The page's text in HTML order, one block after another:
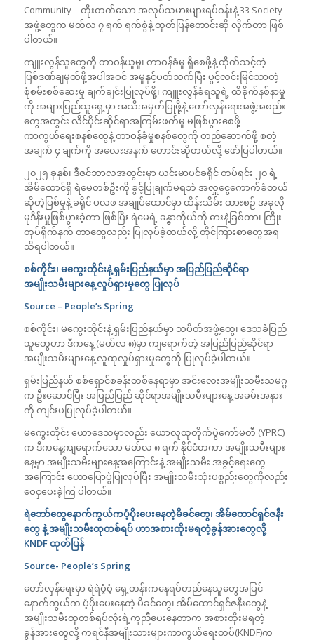
Community – တိုးတက်သော အလုပ်သမားများရပ်ဝန်းနဲ့ 33 Society
အဖွဲ့တွေက မတ်လ ၇ ရက် ရက်စွဲနဲ့ ထုတ်ပြန်တောင်းဆို လိုက်တာ ဖြစ်
ပါတယ်။
ကျူးလွန်သူတွေကို တာဝန်ယူမှု၊ တာဝန်ခံမှု ရှိစေဖို့နဲ့ ထိုက်သင့်တဲ့
ပြစ်ဒဏ်ချမှတ်ဖို့အပါအဝင် အမှုနှင့်ပတ်သက်ပြီး ပွင့်လင်းမြင်သာတဲ့
စုံစမ်းစစ်ဆေးမှု ချက်ချင်းပြုလုပ်ဖို့၊ ကျူးလွန်ခံရသူရဲ့ ထိခိုက်နစ်နာမှု
ကို အများပြည်သူရှေ့မှာ အသိအမှတ်ပြုဖို့နဲ့ တော်လှန်ရေးအဖွဲ့အစည်း
တွေအတွင်း လိင်ပိုင်းဆိုင်ရာအကြမ်းဖက်မှု မဖြစ်ပွားစေဖို့
ကာကွယ်ရေးစနစ်တွေနဲ့ တာဝန်ခံမှုစနစ်တွေကို တည်ဆောက်ဖို့ စတဲ့
အချက် ၄ ချက်ကို အလေးအနက် တောင်းဆိုတယ်လို့ ဖော်ပြပါတယ်။
၂၀၂၅ ခုနှစ်၊ ဒီဇင်ဘာလအတွင်းမှာ ယင်းမာပင်ခရိုင် တပ်ရင်း ၂၀ ရဲ့
အိမ်ထောင်ရှိ ရဲမေတစ်ဦးကို ခွင့်ပြုချက်မရဘဲ အလှူငွေကောက်ခံတယ်
ဆိုတဲ့ပြစ်မှုနဲ့ ခရိုင် ပလဖ အချုပ်ထောင်မှာ ထိန်းသိမ်း ထားစဉ် အခုလို
မုဒိန်းမှုဖြစ်ပွားခဲ့တာ ဖြစ်ပြီး ရဲမေရဲ့ ခန္ဓာကိုယ်ကို ဓားနဲ့ခြစ်တာ၊ ကြိုး
တုပ်ရိုက်နှက် တာတွေလည်း ပြုလုပ်ခဲ့တယ်လို့ တိုင်ကြားစာတွေအရ
သိရပါတယ်။
စစ်ကိုင်း၊ မကွေးတိုင်းနဲ့ ရှမ်းပြည်နယ်မှာ အပြည်ပြည်ဆိုင်ရာ
အမျိုးသမီးများနေ့ လှုပ်ရှားမှုတွေ ပြုလုပ်
Source – People’s Spring
စစ်ကိုင်း၊ မကွေးတိုင်းနဲ့ ရှမ်းပြည်နယ်မှာ သပိတ်အဖွဲ့တွေ၊ ဒေသခံပြည်
သူတွေဟာ ဒီကနေ့ (မတ်လ ၈)မှာ ကျရောက်တဲ့ အပြည်ပြည်ဆိုင်ရာ
အမျိုးသမီးများနေ့ လူထုလှုပ်ရှားမှုတွေကို ပြုလုပ်ခဲ့ပါတယ်။
ရှမ်းပြည်နယ် စစ်ရှောင်စခန်းတစ်နေရာမှာ အင်းလေးအမျိုးသမီးသမဂ္ဂ
က ဦးဆောင်ပြီး အပြည်ပြည် ဆိုင်ရာအမျိုးသမီးများနေ့ အခမ်းအနား
ကို ကျင်းပပြုလုပ်ခဲ့ပါတယ်။
မကွေးတိုင်း ယောဒေသမှာလည်း ယောလူထုတိုက်ပွဲကော်မတီ (YPRC)
က ဒီကနေ့ကျရောက်သော မတ်လ ၈ ရက် နိုင်ငံတကာ အမျိုးသမီးများ
နေ့မှာ အမျိုးသမီးများနေ့အကြောင်းနဲ့ အမျိုးသမီး အခွင့်ရေးတွေ
အကြောင်း ဟောပြောပွဲပြုလုပ်ပြီး အမျိုးသမီးသုံးပစ္စည်းတွေကိုလည်း
ဝေငှပေးခဲ့ကြ ပါတယ်။
ရဲဘော်တွေနောက်ကွယ်ကပံ့ပိုးပေးနေတဲ့မိခင်တွေ၊ အိမ်ထောင်ရှင်ဇနီး
တွေ နဲ့ အမျိုးသမီးထုတစ်ရပ် ဟာအစားထိုးမရတဲ့ခွန်အားတွေလို့
KNDFထုတ်ပြန်
Source- People’s Spring
တော်လှန်ရေးမှာ ရဲရဲဝံ့ဝံ့ ရှေ့တန်းကနေရပ်တည်နေသူတွေအပြင်
နောက်ကွယ်က ပံ့ပိုးပေးနေတဲ့ မိခင်တွေ၊ အိမ်ထောင်ရှင်ဇနီးတွေနဲ့
အမျိုးသမီးထုတစ်ရပ်လုံးရဲ့ကူညီပေးနေတာက အစားထိုးမရတဲ့
ခွန်အားတွေလို့ ကရင်နီအမျိုးသားများကာကွယ်ရေးတပ်(KNDF)က